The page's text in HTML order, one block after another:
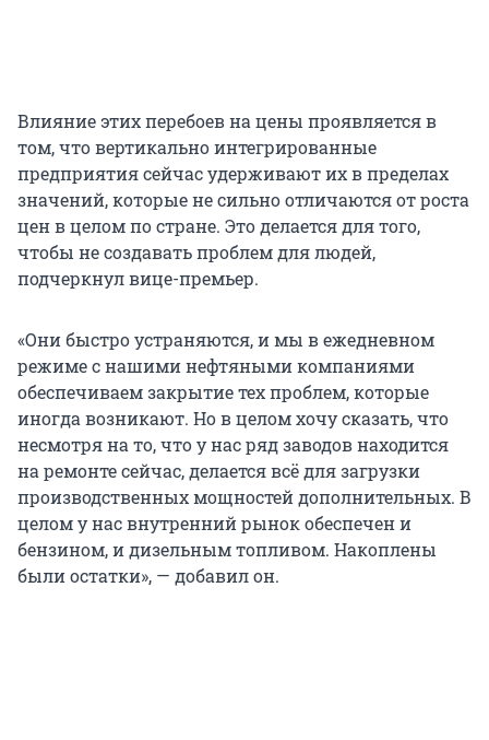
Влияние этих перебоев на цены проявляется в
том, что вертикально интегрированные
предприятия сейчас удерживают их в пределах
значений, которые не сильно отличаются от роста
цен в целом по стране. Это делается для того,
чтобы не создавать проблем для людей,
подчеркнул вице-премьер.
«Они быстро устраняются, и мы в ежедневном
режиме с нашими нефтяными компаниями
обеспечиваем закрытие тех проблем, которые
иногда возникают. Но в целом хочу сказать, что
несмотря на то, что у нас ряд заводов находится
на ремонте сейчас, делается всё для загрузки
производственных мощностей дополнительных. В
целом у нас внутренний рынок обеспечен и
бензином, и дизельным топливом. Накоплены
были остатки», — добавил он.